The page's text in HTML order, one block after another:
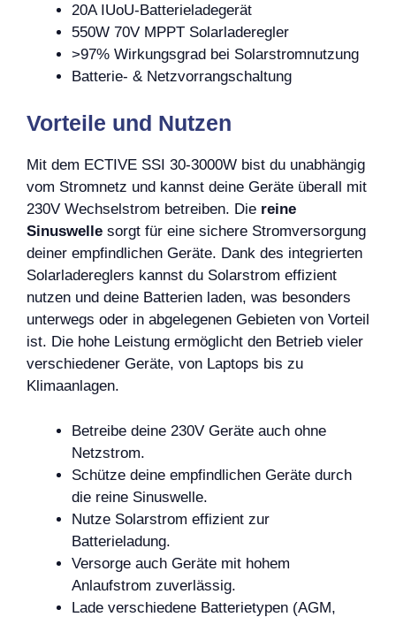
20A IUoU-Batterieladegerät
550W 70V MPPT Solarladeregler
>97% Wirkungsgrad bei Solarstromnutzung
Batterie- & Netzvorrangschaltung
Vorteile und Nutzen
Mit dem ECTIVE SSI 30-3000W bist du unabhängig
vom Stromnetz und kannst deine Geräte überall mit
230V Wechselstrom betreiben. Die reine
Sinuswelle sorgt für eine sichere Stromversorgung
deiner empfindlichen Geräte. Dank des integrierten
Solarladereglers kannst du Solarstrom effizient
nutzen und deine Batterien laden, was besonders
unterwegs oder in abgelegenen Gebieten von Vorteil
ist. Die hohe Leistung ermöglicht den Betrieb vieler
verschiedener Geräte, von Laptops bis zu
Klimaanlagen.
Betreibe deine 230V Geräte auch ohne
Netzstrom.
Schütze deine empfindlichen Geräte durch
die reine Sinuswelle.
Nutze Solarstrom effizient zur
Batterieladung.
Versorge auch Geräte mit hohem
Anlaufstrom zuverlässig.
Lade verschiedene Batterietypen (AGM,